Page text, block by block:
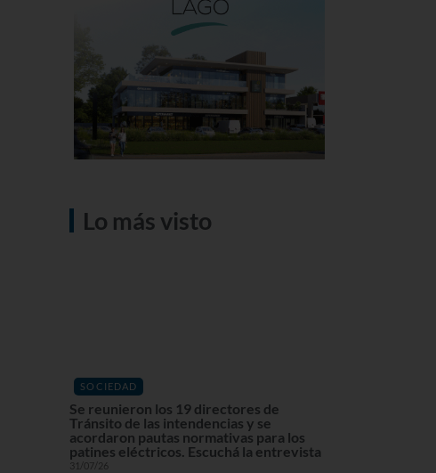
Lo más visto
SOCIEDAD
Se reunieron los 19 directores de
Tránsito de las intendencias y se
acordaron pautas normativas para los
patines eléctricos. Escuchá la entrevista
31/07/26